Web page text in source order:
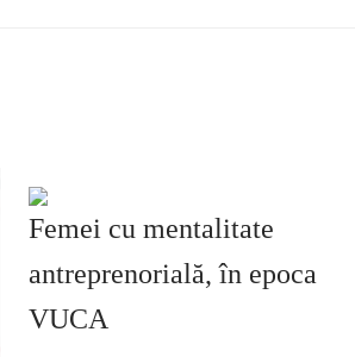
Femei cu mentalitate
antreprenorială, în epoca
VUCA